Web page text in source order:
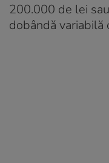
200.000 de lei
dobândă variabilă